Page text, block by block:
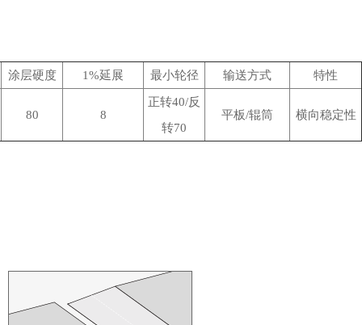
涂层硬度 1%延展 最小轮径 输送方式 特性
80 8
正转40/反
转70
平板/辊筒 横向稳定性